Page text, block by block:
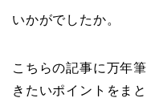
いかがでしたか。
こちらの記事に万年
きたいポイントをまと